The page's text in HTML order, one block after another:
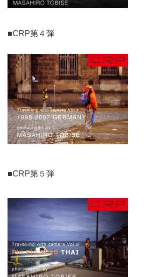
■CRP第４弾
■CRP第５弾